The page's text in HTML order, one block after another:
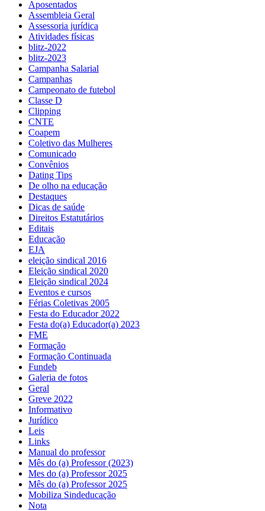
Aposentados
Assembleia Geral
Assessoria jurídica
Atividades físicas
blitz-2022
blitz-2023
Campanha Salarial
Campanhas
Campeonato de futebol
Classe D
Clipping
CNTE
Coapem
Coletivo das Mulheres
Comunicado
Convênios
Dating Tips
De olho na educação
Destaques
Dicas de saúde
Direitos Estatutários
Editais
Educação
EJA
eleição sindical 2016
Eleição sindical 2020
Eleição sindical 2024
Eventos e cursos
Férias Coletivas 2005
Festa do Educador 2022
Festa do(a) Educador(a) 2023
FME
Formação
Formação Continuada
Fundeb
Galeria de fotos
Geral
Greve 2022
Informativo
Jurídico
Leis
Links
Manual do professor
Mês do (a) Professor (2023)
Mes do (a) Professor 2025
Mês do (a) Professor 2025
Mobiliza Sindeducação
Nota